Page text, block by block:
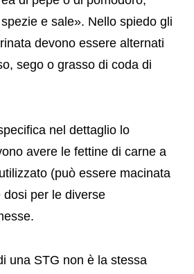
e sale». Nello spiedo gli
devono essere alternati
sego o grasso di coda di
nel dettaglio lo
avere le fettine di carne a
(può essere macinata
per le diverse
una STG non è la stessa